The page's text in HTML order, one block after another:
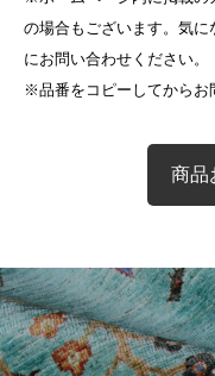
の場合もございます。気
にお問い合わせください。
※品番をコピーしてからお
商品